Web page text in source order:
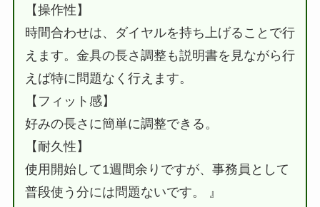
【操作性】
時間合わせは、ダイヤルを持ち上げることで行
えます。金具の長さ調整も説明書を見ながら行
えば特に問題なく行えます。
【フィット感】
好みの長さに簡単に調整できる。
【耐久性】
使用開始して1週間余りですが、事務員として
普段使う分には問題ないです。 』